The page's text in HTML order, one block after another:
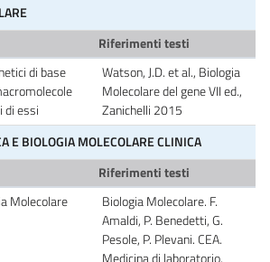
Riferimenti testi
di base
di essi
Watson, J.D. et al., Biologia
Molecolare del gene VII ed.,
Zanichelli 2015
E BIOLOGIA MOLECOLARE CLINICA
Riferimenti testi
Molecolare
Biologia Molecolare. F.
Amaldi, P. Benedetti, G.
Pesole, P. Plevani. CEA.